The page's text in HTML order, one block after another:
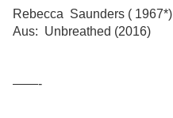
Rebecca Saunders ( 1967*)
Aus: Unbreathed (2016)
——-